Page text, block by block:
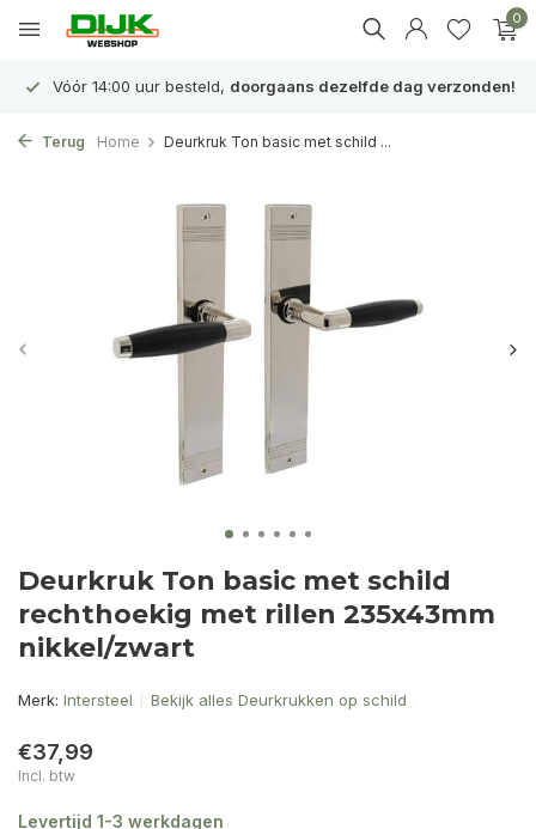
0
Vóór 14:00 uur besteld, doorgaans dezelfde dag verzonden!
Terug Home Deurkruk Ton basic met schild ...
Deurkruk Ton basic met schild
rechthoekig met rillen 235x43mm
nikkel/zwart
Merk: Intersteel Bekijk alles Deurkrukken op schild
€37,99
Incl. btw
Levertijd 1-3 werkdagen